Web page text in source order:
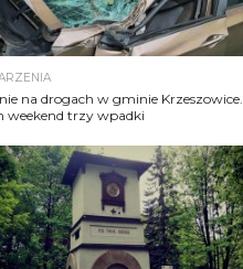
na drogach w gminie Krzeszowice.
weekend trzy wpadki